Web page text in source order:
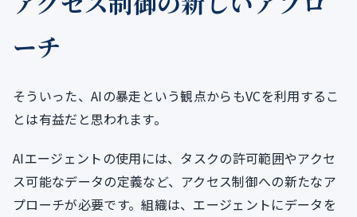
ーチ
そういった、AIの暴走という観点からもVCを利用するこ
とは有益だと思われます。
AIエージェントの使用には、タスクの許可範囲やアクセ
ス可能なデータの定義など、アクセス制御への新たなア
プローチが必要です。組織は、エージェントにデータを